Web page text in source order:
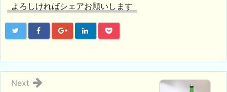
よろしければシェアお願いします
Next